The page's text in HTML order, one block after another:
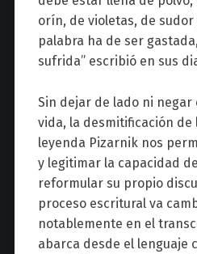
orín, de violetas, de sudor
palabra ha de ser
sufrida” escribió en sus
Sin dejar de lado ni
vida, la desmitificación de
leyenda Pizarniknos
y legitimar la capacidad
reformular su propio
proceso escritural va
notablemente en el
abarca desde el lenguaje